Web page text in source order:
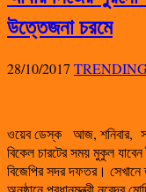
উত্তেজনা চরমে
28/10/2017
ওয়েব ডেস্ক আজ, শনিবার,
বিকেল চারটের সময় মুকুল
বিজেপির সদর দফতর। সেখানে